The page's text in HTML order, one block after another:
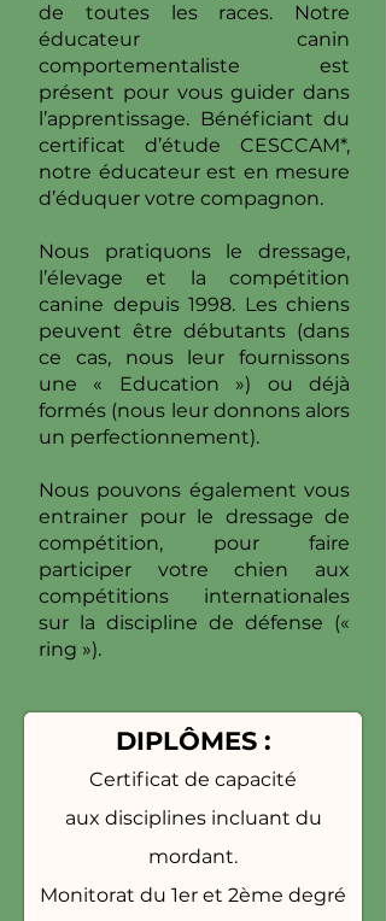
de toutes les races. Notre
éducateur canin
comportementaliste est
présent pour vous guider dans
l’apprentissage. Bénéficiant du
certificat d’étude CESCCAM*,
notre éducateur est en mesure
d’éduquer votre compagnon.
Nous pratiquons le dressage,
l’élevage et la compétition
canine depuis 1998. Les chiens
peuvent être débutants (dans
ce cas, nous leur fournissons
une « Education ») ou déjà
formés (nous leur donnons alors
un perfectionnement).
Nous pouvons également vous
entrainer pour le dressage de
compétition, pour faire
participer votre chien aux
compétitions internationales
sur la discipline de défense («
ring »).
DIPLÔMES :
Certificat de capacité
aux disciplines incluant du
mordant.
Monitorat du 1er et 2ème degré